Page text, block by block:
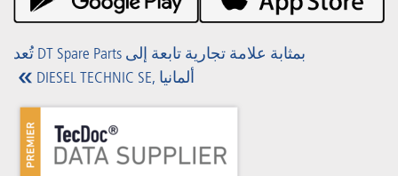
التنزيلات
تُعد DT Spare Parts بمثابة علامة تجارية تابعة إلى
DIESEL TECHNIC SE, ألمانيا